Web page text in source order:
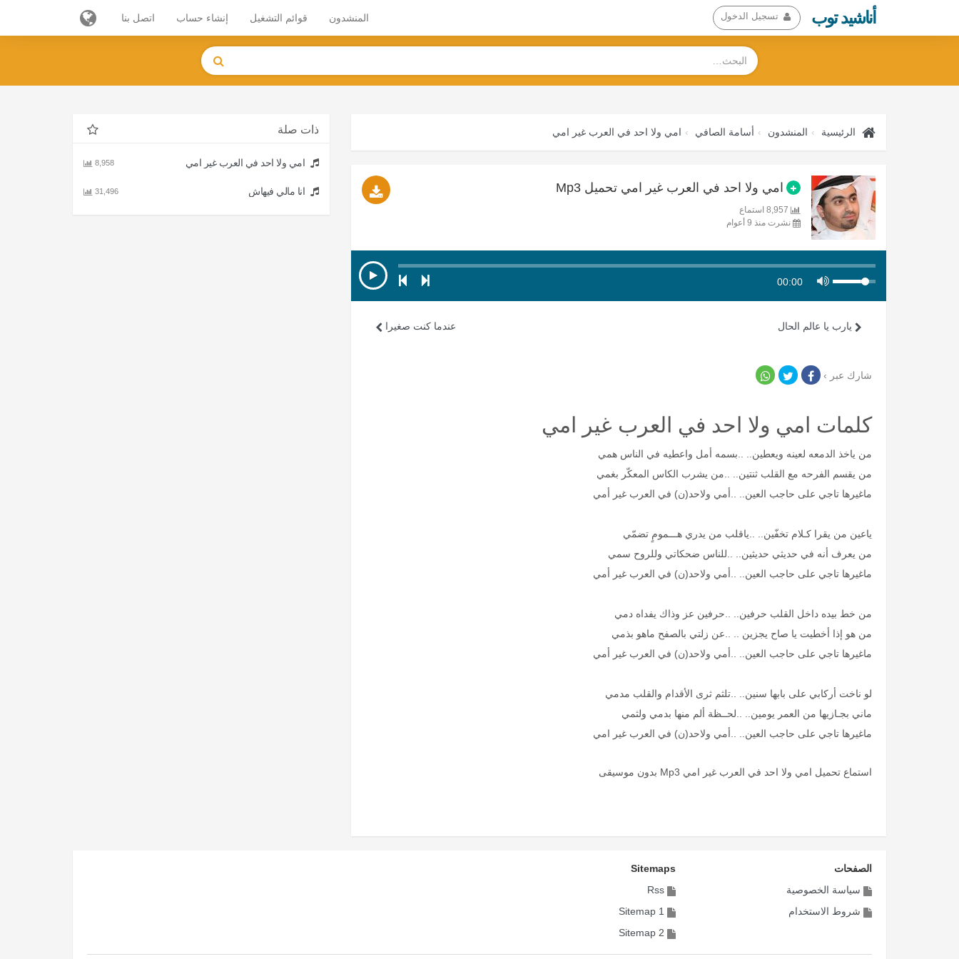
أناشيد توب تسجيل الدخول المنشدون قوائم التشغيل إنشاء حساب اتصل بنا
الرئيسية المنشدون أسامة الصافي امي ولا احد في العرب غير امي
امي ولا احد في العرب غير امي تحميل Mp3
نشرت منذ 9 أعوام
00:00
عندما كنت صغيرا يارب يا عالم الحال
شارك عبر ›
كلمات امي ولا احد في العرب غير امي
من ياخذ الدمعه لعينه ويعطين.. ..بسمه أمل واعطيه في الناس همي
من يقسم الفرحه مع القلب ثنتين.. ..من يشرب الكاس المعكّر بغمي
ماغيرها تاجي على حاجب العين.. ..أمي ولاحد(ن) في العرب غير أمي
ياعين من يقرا كـلام تخفّين.. ..ياقلب من يدري هـــمومٍ تضمّي
من يعرف أنه في حديثي حديثين.. ..للناس ضحكاتي وللروح سمي
ماغيرها تاجي على حاجب العين.. ..أمي ولاحد(ن) في العرب غير أمي
من خط بيده داخل القلب حرفين.. ..حرفين عز وذاك يفداه دمي
من هو إذا أخطيت يا صاح يجزين .. ..عن زلتي بالصفح ماهو بذمي
ماغيرها تاجي على حاجب العين.. ..أمي ولاحد(ن) في العرب غير أمي
لو ناخت أركابي على بابها سنين.. ..تلثم ثرى الأقدام والقلب مدمي
ماني بجـازيها من العمر يومين.. ..لحــظة ألم منها بدمي ولثمي
ماغيرها تاجي على حاجب العين.. ..أمي ولاحد(ن) في العرب غير امي
استماع تحميل امي ولا احد في العرب غير امي Mp3 بدون موسيقى
ذات صلة
امي ولا احد في العرب غير امي 8,958
انا مالي فيهاش 31,496
الصفحات
سياسة الخصوصية
شروط الاستخدام
Sitemaps
Rss
Sitemap 1
Sitemap 2